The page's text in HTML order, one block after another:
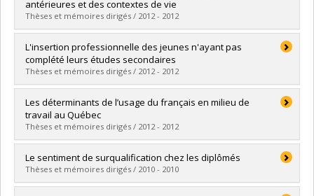
Lien vers le document dans Papyrus
antérieures et des contextes de vie
Thèses et mémoires dirigés / 2012 - 2012
Diplômé(e) :Cortès, Pierre-Yves
Cycle :Maîtrise
Diplôme obtenu :M. Sc.
Lien vers le document dans Papyrus
L'insertion professionnelle des jeunes n'ayant pas
complété leurs études secondaires
Thèses et mémoires dirigés / 2012 - 2012
Diplômé(e) :Gauthier, Benoit
Cycle : Maîtrise
Diplôme obtenu :M. Sc.
Lien vers le document dans Papyrus
Les déterminants de l’usage du français en milieu de
travail au Québec
Thèses et mémoires dirigés / 2012 - 2012
Diplômé(e) :Buteau, Calherbe
Cycle : Maîtrise
Diplôme obtenu :M. Sc.
Le sentiment de surqualification chez les diplômés
Thèses et mémoires dirigés / 2010 - 2010